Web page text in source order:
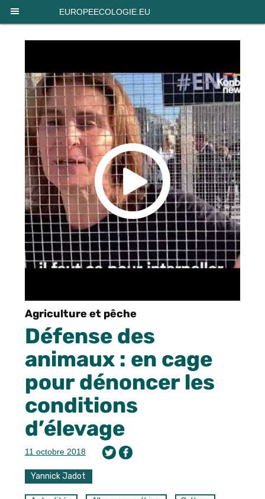
EUROPEECOLOGIE.EU
Agriculture et pêche
Défense des
animaux : en cage
pour dénoncer les
conditions
d’élevage
11 octobre 2018
Yannick Jadot